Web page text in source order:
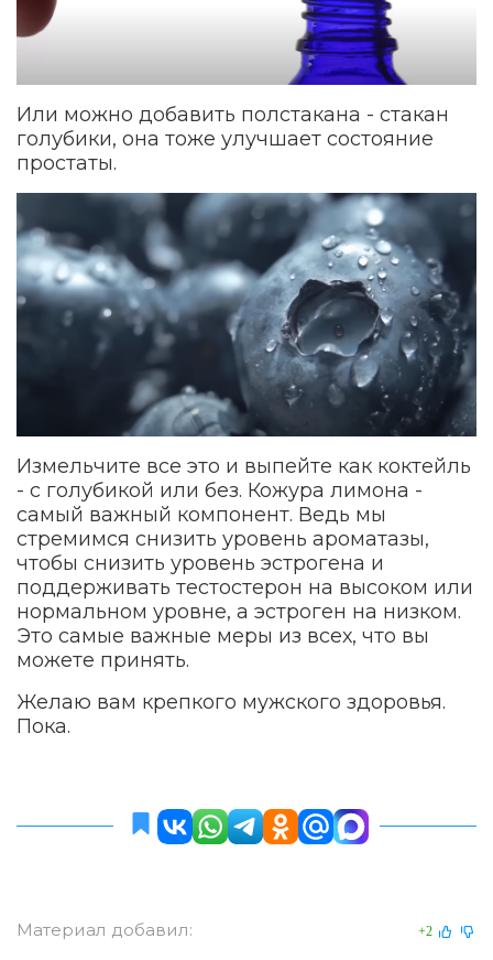
Или можно добавить полстакана - стакан
голубики, она тоже улучшает состояние
простаты.
Измельчите все это и выпейте как коктейль
- с голубикой или без. Кожура лимона -
самый важный компонент. Ведь мы
стремимся снизить уровень ароматазы,
чтобы снизить уровень эстрогена и
поддерживать тестостерон на высоком или
нормальном уровне, а эстроген на низком.
Это самые важные меры из всех, что вы
можете принять.
Желаю вам крепкого мужского здоровья.
Пока.
Материал добавил: +2